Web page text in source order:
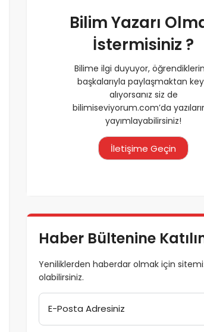
Bilim Yazarı
İstermisiniz ?
Bilime ilgi duyuyor,
başkalarıyla paylaşmaktan
alıyorsanız siz de
bilimiseviyorum.com’da
yayımlayabilirsiniz!
İletişime Geçin
Haber Bültenine
Yeniliklerden haberdar olmak için
olabilirsiniz.
E-Posta Adresiniz